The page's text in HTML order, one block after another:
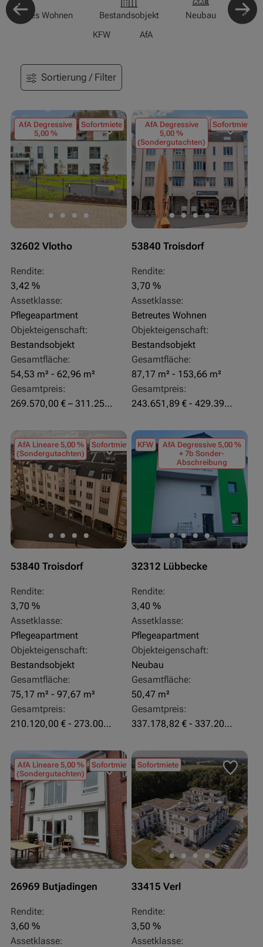
Wohnen Bestandsobjekt Neubau
KFW
AfA
Sortierung / Filter
AfA Degressive
5,00 %
Sofortmiete
32602 Vlotho
Rendite:
3,42 %
Assetklasse:
Pflegeapartment
Objekteigenschaft:
Bestandsobjekt
Gesamtfläche:
54,53 m² - 62,96 m²
Gesamtpreis:
269.570,00 € – 311.250,00 €
AfA Degressive
5,00 %
(Sondergutachten)
Sofortmiete
53840 Troisdorf
Rendite:
3,70 %
Assetklasse:
Betreutes Wohnen
Objekteigenschaft:
Bestandsobjekt
Gesamtfläche:
87,17 m² - 153,66 m²
Gesamtpreis:
243.651,89 € - 429.392,43 €
AfA Lineare 5,00 %
(Sondergutachten)
Sofortmiete
53840 Troisdorf
Rendite:
3,70 %
Assetklasse:
Pflegeapartment
Objekteigenschaft:
Bestandsobjekt
Gesamtfläche:
75,17 m² - 97,67 m²
Gesamtpreis:
210.120,00 € - 273.003,24 €
KFW
AfA Degressive 5,00 %
+ 7b Sonder-
Abschreibung
32312 Lübbecke
Rendite:
3,40 %
Assetklasse:
Pflegeapartment
Objekteigenschaft:
Neubau
Gesamtfläche:
50,47 m²
Gesamtpreis:
337.178,82 € - 337.207,06 €
AfA Lineare 5,00 %
(Sondergutachten)
Sofortmiete
26969 Butjadingen
Rendite:
3,60 %
Assetklasse:
Sofortmiete
33415 Verl
Rendite:
3,50 %
Assetklasse: